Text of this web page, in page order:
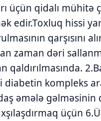
üçün qidalı mühitə
edir.Toxluq hissi
qarşısını
zaman dəri
qaldırılmasında.
diabetin kompleks
əmələ gəlməsinin
üçün